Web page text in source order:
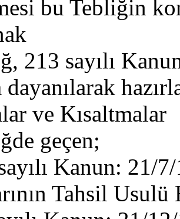
bu Tebliğin
213 sayılı
dayanılarak
ve Kısaltmalar
geçen;
Kanun: 21/
Tahsil Usulü